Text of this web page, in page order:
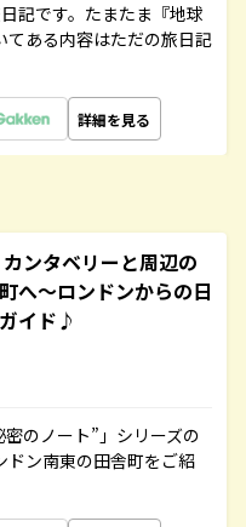
記です。たまたま『地球
てある内容はただの旅日記
詳細を見る
ンタベリーと周辺の
へ～ロンドンからの日
イド♪
のノート”」シリーズの
ドン南東の田舎町をご紹